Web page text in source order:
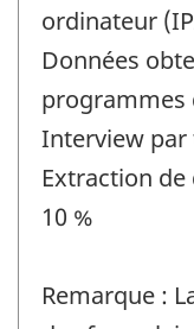
ordinateur
Données
programmes
Interview par
Extraction
10 %
Remarque :